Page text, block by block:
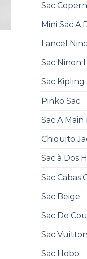
Sac
Mini Sac A
Lancel
Sac Ninon
Sac Kipling
Pinko Sac
Sac A
Chiquito
Sac à Dos
Sac Cabas
Sac Beige
Sac De
Sac
Sac Hobo